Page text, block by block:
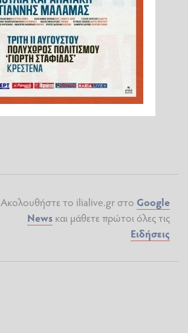
Ακολουθήστε το ilialive.gr στο Google
News και μάθετε πρώτοι όλες τις
Ειδήσεις